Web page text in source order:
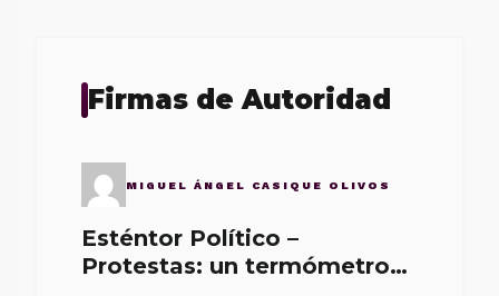
Firmas de Autoridad
MIGUEL ÁNGEL CASIQUE OLIVOS
Esténtor Político –
Protestas: un termómetro